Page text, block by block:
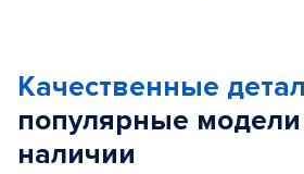
Качественные
популярные модели
наличии